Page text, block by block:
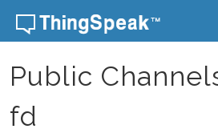
Skip to content
Public
fd